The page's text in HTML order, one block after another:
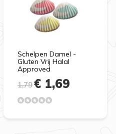
Schelpen Damel -
Gluten Vrij Halal
Approved
1,79€ 1,69